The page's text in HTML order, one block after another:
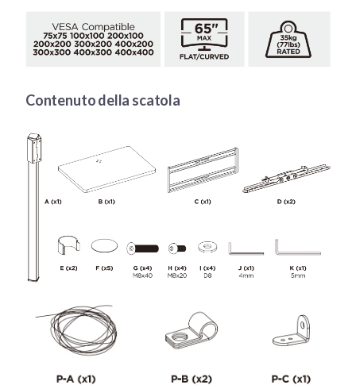
Contenuto della scatola